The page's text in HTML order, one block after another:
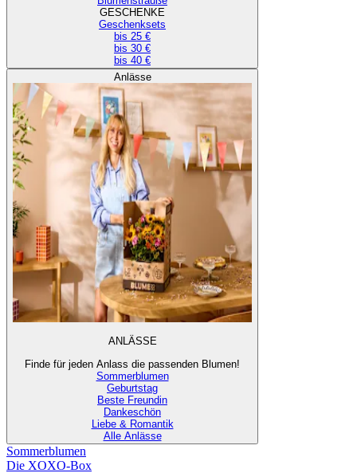
GESCHENKE
Geschenksets
bis 25 €
bis 30 €
bis 40 €
Anlässe
ANLÄSSE
Finde für jeden Anlass die passenden Blumen!
Sommerblumen
Geburtstag
Beste Freundin
Dankeschön
Liebe & Romantik
Alle Anlässe
Sommerblumen
Die XOXO-Box